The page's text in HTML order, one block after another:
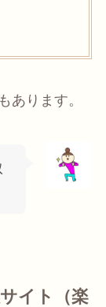
あります。
イト（楽